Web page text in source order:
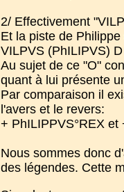
2/ Effectivement
Et la piste de
VILPVS (PhILIPVS)
Au sujet de ce "O"
quant à lui présente
Par comparaison il
l'avers et le revers:
+ PhILIPPVS°REX
Nous sommes donc
des légendes. Cette